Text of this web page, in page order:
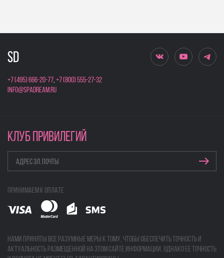
+7 (495) 666-20-77,+7 (800) 555-27-32
info@spadream.ru
КЛУБ ПРИВИЛЕГИЙ
Принимаем к оплате
Нами приняты все разумные меры к тому, чтобы обеспечить точность и
актуальность размещенной на этом сайте информации, однако ее точность